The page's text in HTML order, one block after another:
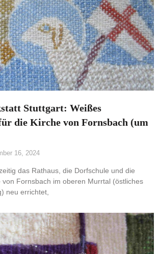
Stuttgart: Weißes
die Kirche von Fornsbach (um
16, 2024
das Rathaus, die Dorfschule und die
von Fornsbach im oberen Murrtal (östliches
neu errichtet,